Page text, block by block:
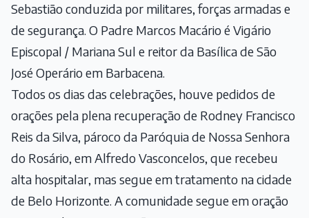
Sebastião conduzida por militares, forças armadas e
de segurança. O Padre Marcos Macário é Vigário
Episcopal / Mariana Sul e reitor da Basílica de São
José Operário em Barbacena.
Todos os dias das celebrações, houve pedidos de
orações pela plena recuperação de Rodney Francisco
Reis da Silva, pároco da Paróquia de Nossa Senhora
do Rosário, em Alfredo Vasconcelos, que recebeu
alta hospitalar, mas segue em tratamento na cidade
de Belo Horizonte. A comunidade segue em oração